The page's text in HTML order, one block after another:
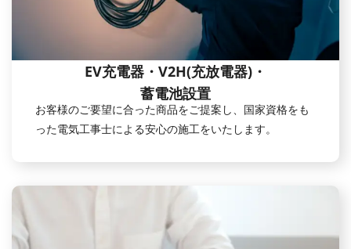
EV充電器・V2H(充放電器)・
蓄電池設置
お客様のご要望に合った商品をご提案し、国家資格をも
った電気工事士による安心の施工をいたします。